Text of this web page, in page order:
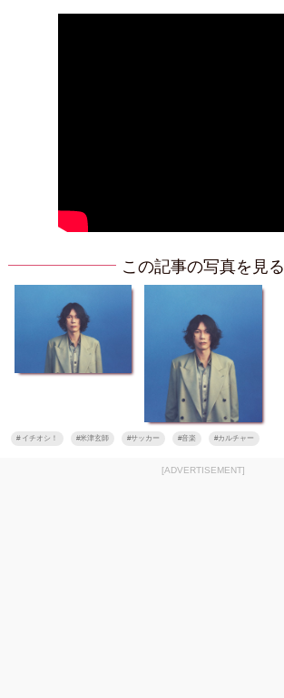
この記事の写真を見る
#イチオシ！ #米津玄師 #サッカー #音楽 #カルチャー
[ADVERTISEMENT]